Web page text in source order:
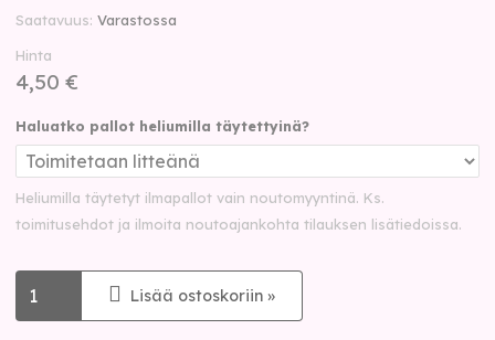
Saatavuus Varastossa
Hinta
4,50 €
Haluatko pallot heliumilla täytettyinä?
Heliumilla täytetyt ilmapallot vain noutomyyntinä. Ks.
toimitusehdot ja ilmoita noutoajankohta tilauksen lisätiedoissa.
Lisää ostoskoriin »